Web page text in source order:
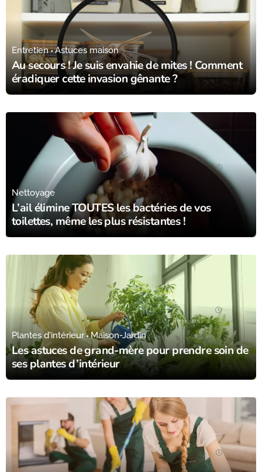
Au secours ! Je suis envahie de mites ! Comment
éradiquer cette invasion gênante ?
Entretien Astuces maison
31/10/23
L’ail élimine TOUTES les bactéries de vos
toilettes, même les plus résistantes !
Nettoyage
25/09/23
Les astuces de grand-mère pour prendre soin de
ses plantes d’intérieur
Plantes d'intérieur Maison-Jardin
23/08/23
15/08/23